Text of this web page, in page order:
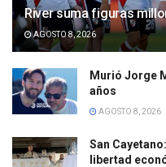
River suma figuras
AGOSTO 8, 2026
Murió Jorge
años
AGOSTO 8, 2026
San
libertad